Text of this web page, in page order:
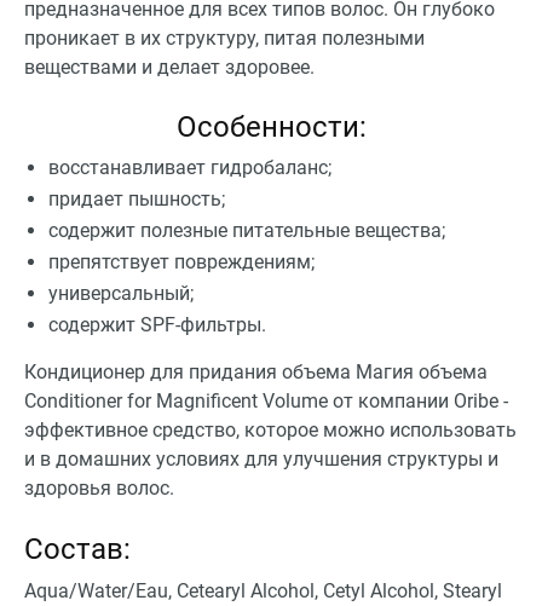
предназначенное для всех типов волос. Он глубоко
проникает в их структуру, питая полезными
веществами и делает здоровее.
Особенности:
восстанавливает гидробаланс;
придает пышность;
содержит полезные питательные вещества;
препятствует повреждениям;
универсальный;
содержит SPF-фильтры.
Кондиционер для придания объема Магия объема
Conditioner for Magnificent Volume от компании Oribe -
эффективное средство, которое можно использовать
и в домашних условиях для улучшения структуры и
здоровья волос.
Состав:
Aqua/Water/Eau, Cetearyl Alcohol, Cetyl Alcohol, Stearyl